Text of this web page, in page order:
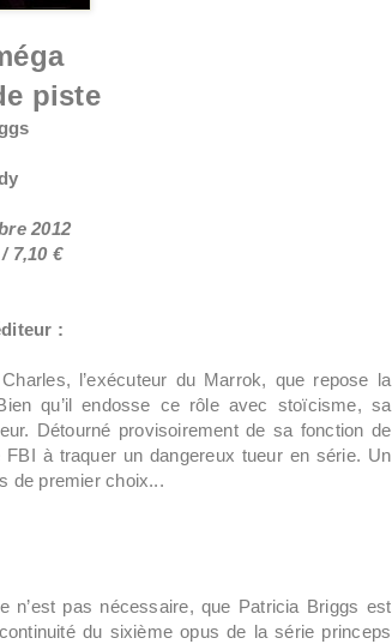
piste
2012
7,10 €
:
l’exécuteur du Marrok, que repose la
qu’il endosse ce rôle avec stoïcisme, sa
Détourné provisoirement de sa fonction de
à traquer un dangereux tueur en série. Un
de premier choix...
pas nécessaire, que Patricia Briggs est
du sixième opus de la série princeps